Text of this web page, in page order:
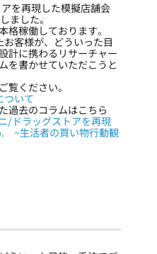
を再現した模擬店舗会
した。
格稼働しております。
客様が、どういった目
計に携わるリサーチャー
を書かせていただこうと
覧ください。
ついて
過去のコラムはこちら
/ドラッグストアを再現
~生活者の買い物行動観